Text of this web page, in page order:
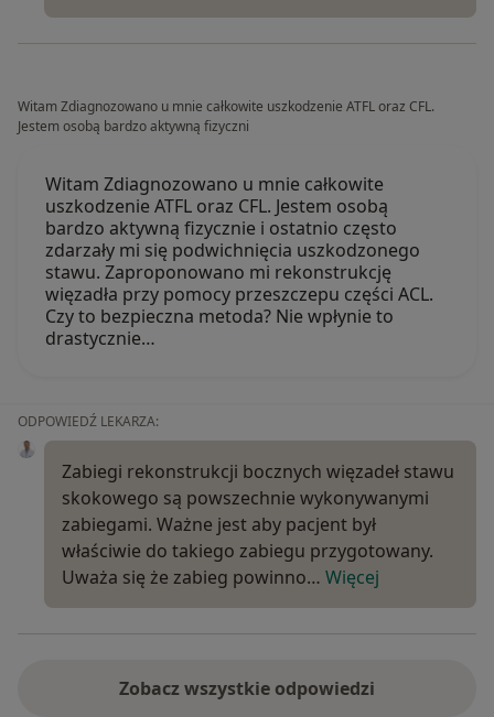
Witam Zdiagnozowano u mnie całkowite uszkodzenie ATFL oraz CFL.
Jestem osobą bardzo aktywną fizyczni
Witam Zdiagnozowano u mnie całkowite
uszkodzenie ATFL oraz CFL. Jestem osobą
bardzo aktywną fizycznie i ostatnio często
zdarzały mi się podwichnięcia uszkodzonego
stawu. Zaproponowano mi rekonstrukcję
więzadła przy pomocy przeszczepu części ACL.
Czy to bezpieczna metoda? Nie wpłynie to
drastycznie…
ODPOWIEDŹ LEKARZA:
Zabiegi rekonstrukcji bocznych więzadeł stawu
skokowego są powszechnie wykonywanymi
zabiegami. Ważne jest aby pacjent był
właściwie do takiego zabiegu przygotowany.
Uważa się że zabieg powinno… Więcej
Zobacz wszystkie odpowiedzi